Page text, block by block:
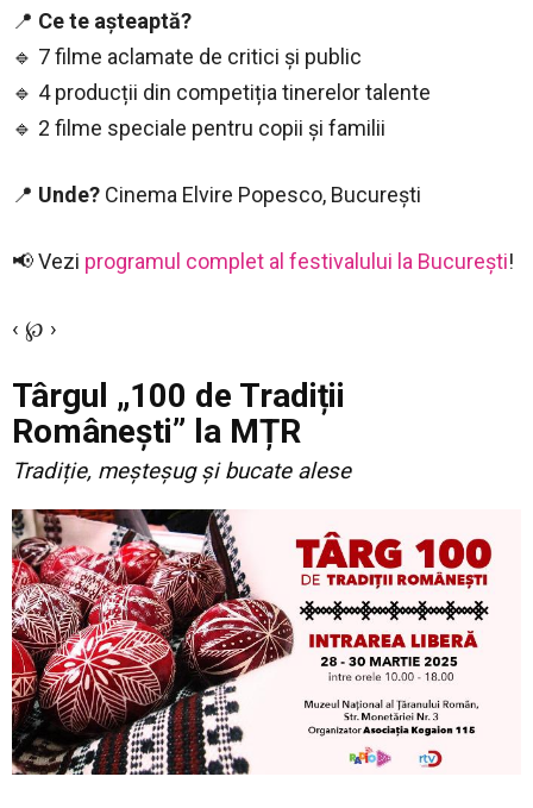
📍 Ce te așteaptă?
🔹 7 filme aclamate de critici și public
🔹 4 producții din competiția tinerelor talente
🔹 2 filme speciale pentru copii și familii
📍 Unde? Cinema Elvire Popesco, București
📢 Vezi programul complet al festivalului la București!
‹ ℘ ›
Târgul „100 de Tradiții
Românești” la MȚR
Tradiție, meșteșug și bucate alese